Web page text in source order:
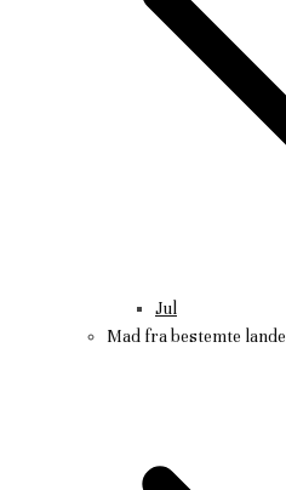
Jul
Mad fra bestemte lande